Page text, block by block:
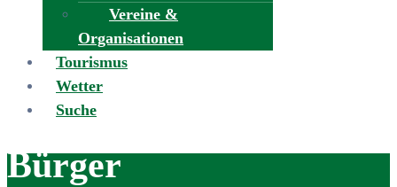
Vereine &
Organisationen
Tourismus
Wetter
Suche
Bürger